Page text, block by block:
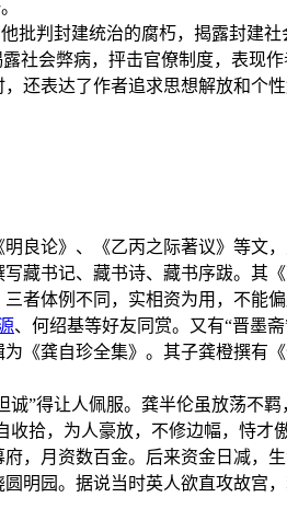
批判封建统治的腐朽，揭露封建
社会弊病，抨击官僚制度，表现
还表达了作者追求思想解放和个性
良论》、《乙丙之际著议》等文
藏书记、藏书诗、藏书序跋。其
者体例不同，实相资为用，不能
、何绍基等好友同赏。又有“晋墨
《龚自珍全集》。其子龚橙撰有
”得让人佩服。龚半伦虽放荡不
拾，为人豪放，不修边幅，恃
，月资数百金。后来资金日减，
明园。据说当时英人欲直攻故宫